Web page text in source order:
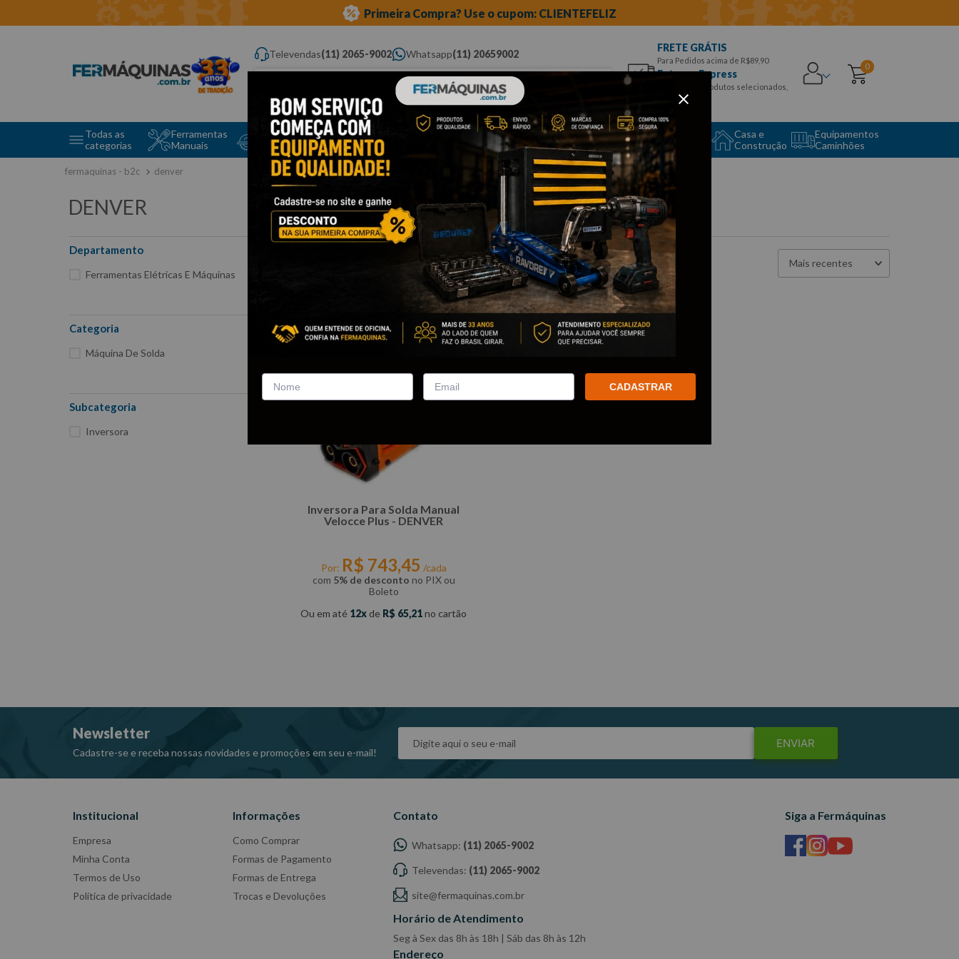
Primeira Compra? Use o cupom: CLIENTEFELIZ
Televendas(11) 2065-9002 Whatsapp(11) 20659002
Digite aqui o que você procura...
FRETE GRÁTIS
Para Pedidos acima de R$89,90
Entrega Express
para CEPS e produtos selecionados,
Aproveite!
0
Todas as
categorias
Ferramentas
Manuais
Ferramentas Elétricas
e Máquinas
Ferramentas
Ferramentas
Automotivas Especiais
Equipamento
Auto Center
Casa e
Construção
Equipamentos
Caminhões
denver
DENVER
Departamento
Ferramentas Elétricas E Máquinas
Categoria
Máquina De Solda
Subcategoria
Inversora
Mais recentes
Inversora Para Solda Manual
Velocce Plus - DENVER
Por: R$ 743,45 /cada
com 5% de desconto no PIX ou
Boleto
Ou em até 12 de R$ 65,21no cartão
Newsletter
Cadastre-se e receba nossas novidades e promoções em seu e-mail!
ENVIAR
Institucional
Empresa
Minha Conta
Termos de Uso
Política de privacidade
Informações
Como Comprar
Formas de Pagamento
Formas de Entrega
Trocas e Devoluções
Contato
Whatsapp: (11) 2065-9002
Televendas: (11) 2065-9002
site@fermaquinas.com.br
Horário de Atendimento
Seg à Sex das 8h às 18h | Sáb das 8h às 12h
Endereço
Siga a Fermáquinas
CADASTRAR